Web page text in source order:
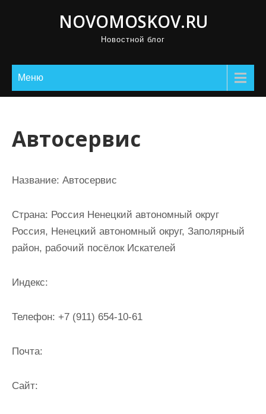
NOVOMOSKOV.RU
Новостной блог
Меню
Автосервис
Название: Автосервис
Страна: Россия Ненецкий автономный округ
Россия, Ненецкий автономный округ, Заполярный
район, рабочий посёлок Искателей
Индекс:
Телефон: +7 (911) 654-10-61
Почта:
Cайт: